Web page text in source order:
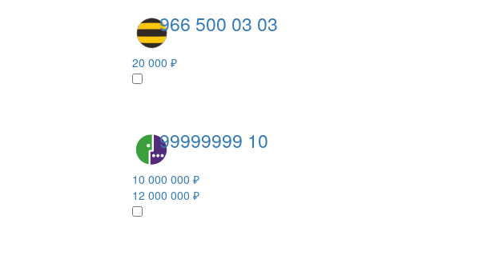
966 500 03 03
20 000 ₽
99999999 10
10 000 000 ₽
12 000 000 ₽